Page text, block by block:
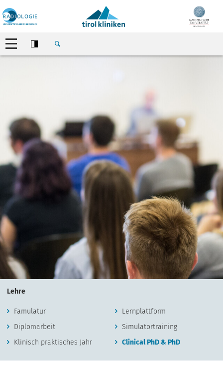
Lehre
Famulatur
Diplomarbeit
Klinisch praktisches Jahr
Lernplattform
Simulatortraining
Clinical PhD & PhD